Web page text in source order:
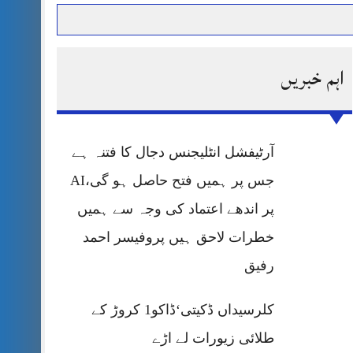
پر قربان
پریس کانفرنس
اہم خبریں
آرٹیفشل انٹلیجنس دجال کا فتنہ ہے
جس پر ہمیں فتح حاصل ہو گی،AI
پر اندھے اعتماد کی وجہ سے ہمیں
خطرات لاحق ہیں پروفیسر احمد
رفیق
کلرسیداں ڈکیتی‘ڈاکو1 کروڑ کے
طلائی زیورات لے اڑے